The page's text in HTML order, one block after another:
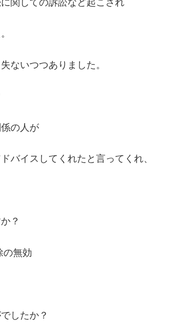
ないつつありました。
の人が
バイスしてくれたと言ってくれ、
？
無効
したか？